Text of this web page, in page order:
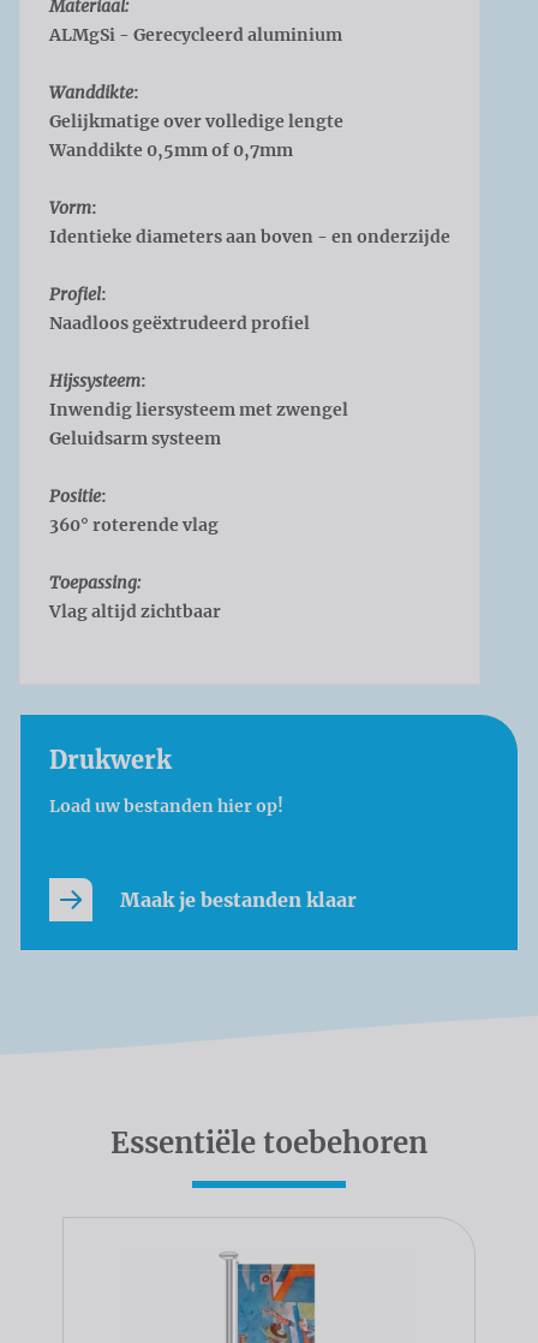
Materiaal:
ALMgSi - Gerecycleerd aluminium
Wanddikte:
Gelijkmatige over volledige lengte
Wanddikte 0,5mm of 0,7mm
Vorm:
Identieke diameters aan boven - en onderzijde
Profiel:
Naadloos geëxtrudeerd profiel
Hijssysteem:
Inwendig liersysteem met zwengel
Geluidsarm systeem
Positie:
360° roterende vlag
Toepassing:
Vlag altijd zichtbaar
Drukwerk
Load uw bestanden hier op!
Maak je bestanden klaar
Essentiële toebehoren